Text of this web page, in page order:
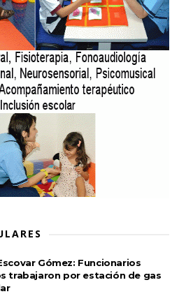
Gómez: Funcionarios
trabajaron por estación de gas